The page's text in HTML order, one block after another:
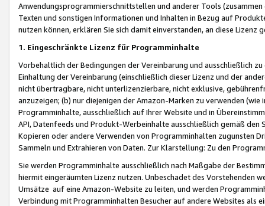
Anwendungsprogrammierschnittstellen und anderer Tools (zusammen
Texten und sonstigen Informationen und Inhalten in Bezug auf
nutzen können, erklären Sie sich damit einverstanden, an diese Lizenz
1. Eingeschränkte Lizenz für Programminhalte
Vorbehaltlich der Bedingungen der Vereinbarung und ausschließlich
Einhaltung der Vereinbarung (einschließlich dieser Lizenz und der
nicht übertragbare, nicht unterlizenzierbare, nicht exklusive,
anzuzeigen; (b) nur diejenigen der Amazon-Marken zu verwenden
Programminhalte, ausschließlich auf Ihrer Website und in
API, Datenfeeds und Produkt-Werbeinhalte ausschließlich gemäß
Kopieren oder andere Verwenden von Programminhalten zugunsten
Sammeln und Extrahieren von Daten. Zur Klarstellung: Zu den
Sie werden Programminhalte ausschließlich nach Maßgabe der
hiermit eingeräumten Lizenz nutzen. Unbeschadet des Vorstehenden
Umsätze auf eine Amazon-Website zu leiten, und werden
Verbindung mit Programminhalten Besucher auf andere Websites als